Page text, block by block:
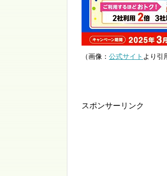
（画像： 公式サイト より引
スポンサーリンク